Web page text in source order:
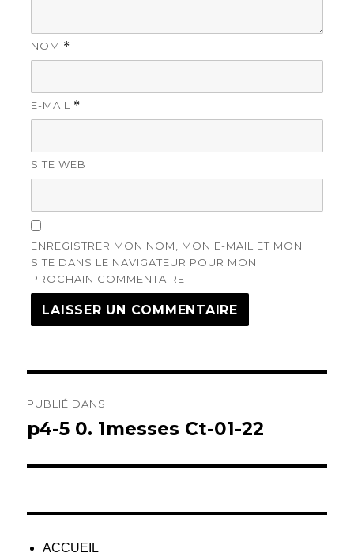
NOM *
E-MAIL *
SITE WEB
ENREGISTRER MON NOM, MON E-MAIL ET MON
SITE DANS LE NAVIGATEUR POUR MON
PROCHAIN COMMENTAIRE.
de
PUBLIÉ DANS
p4-5 0. 1messes Ct-01-22
ACCUEIL